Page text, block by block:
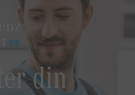
din